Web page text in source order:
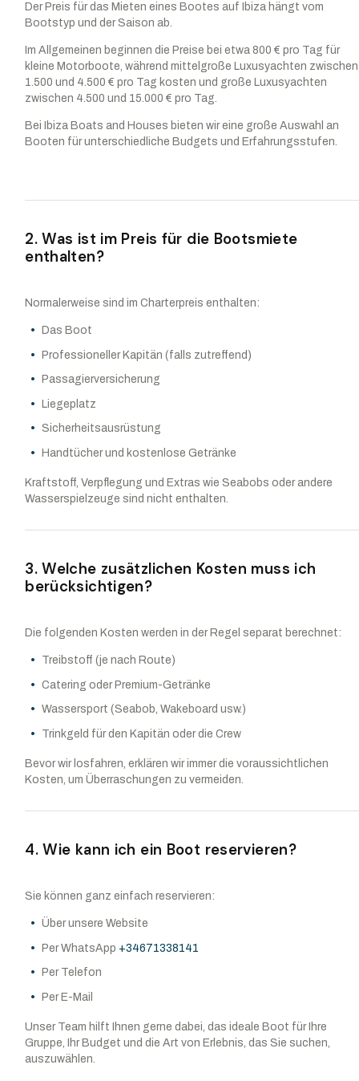
Der Preis für das Mieten eines Bootes auf Ibiza hängt vom
Bootstyp und der Saison ab.
Im Allgemeinen beginnen die Preise bei etwa 800 € pro Tag für
kleine Motorboote, während mittelgroße Luxusyachten zwischen
1.500 und 4.500 € pro Tag kosten und große Luxusyachten
zwischen 4.500 und 15.000 € pro Tag.
Bei Ibiza Boats and Houses bieten wir eine große Auswahl an
Booten für unterschiedliche Budgets und Erfahrungsstufen.
2. Was ist im Preis für die Bootsmiete
enthalten?
Normalerweise sind im Charterpreis enthalten:
Das Boot
Professioneller Kapitän (falls zutreffend)
Passagierversicherung
Liegeplatz
Sicherheitsausrüstung
Handtücher und kostenlose Getränke
Kraftstoff, Verpflegung und Extras wie Seabobs oder andere
Wasserspielzeuge sind nicht enthalten.
3. Welche zusätzlichen Kosten muss ich
berücksichtigen?
Die folgenden Kosten werden in der Regel separat berechnet:
Treibstoff (je nach Route)
Catering oder Premium-Getränke
Wassersport (Seabob, Wakeboard usw.)
Trinkgeld für den Kapitän oder die Crew
Bevor wir losfahren, erklären wir immer die voraussichtlichen
Kosten, um Überraschungen zu vermeiden.
4. Wie kann ich ein Boot reservieren?
Sie können ganz einfach reservieren:
Über unsere Website
Per WhatsApp +34671338141
Per Telefon
Per E-Mail
Unser Team hilft Ihnen gerne dabei, das ideale Boot für Ihre
Gruppe, Ihr Budget und die Art von Erlebnis, das Sie suchen,
auszuwählen.